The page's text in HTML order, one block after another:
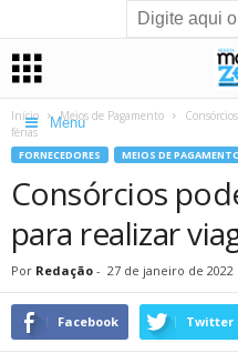
Menu
Início Meios de Pagamento
férias
FORNECEDORES MEIOS DE
Consórcios
para realizar
Por Redação - 27 de janeiro de 2022
Facebook Twitter